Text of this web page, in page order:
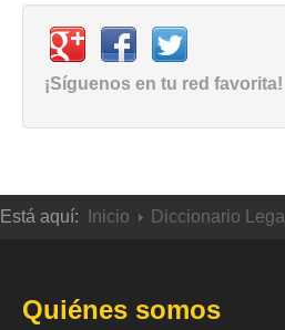
¡Síguenos en tu red favorita!
Está aquí: Inicio Diccionario Legal
Quiénes somos